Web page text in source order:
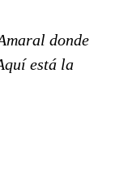
donde
está la